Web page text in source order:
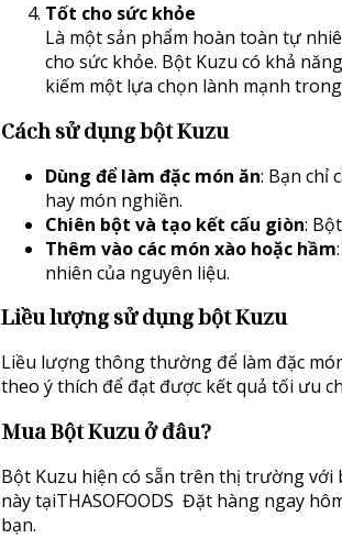
Tốt cho sức khỏe
Là một sản phẩm hoàn toàn tự
cho sức khỏe. Bột Kuzu có khả
kiếm một lựa chọn lành mạnh
Cách sử dụng bột Kuzu
Dùng để làm đặc món ăn: Bạn chỉ
hay món nghiền.
Chiên bột và tạo kết cấu giòn:
Thêm vào các món xào hoặc hầm
nhiên của nguyên liệu.
Liều lượng sử dụng bột Kuzu
Liều lượng thông thường để làm đặc
theo ý thích để đạt được kết quả tối ưu
Mua Bột Kuzu ở đâu?
Bột Kuzu hiện có sẵn trên thị trường với
này tạiTHASOFOODS Đặt hàng ngay
bạn.